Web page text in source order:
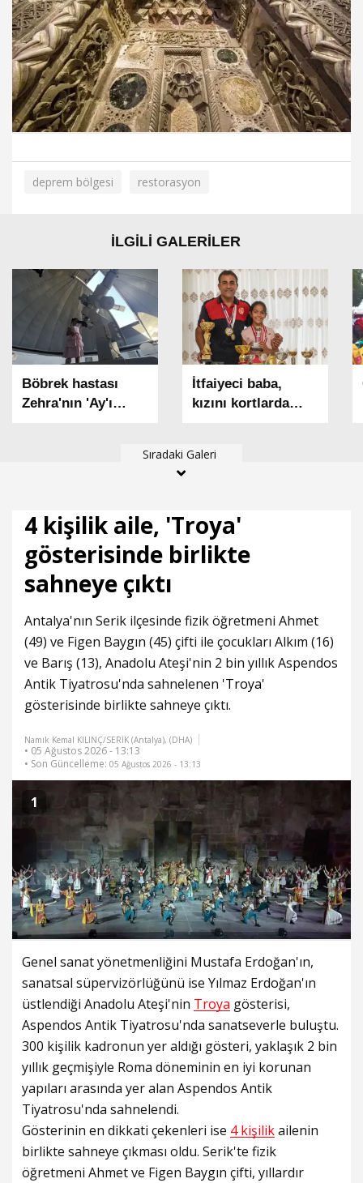
deprem bölgesi restorasyon
İLGİLİ GALERİLER
Sıradaki Galeri
Böbrek hastası
Zehra'nın 'Ay'ı
İtfaiyeci baba,
kızını kortlarda
4 kişilik aile, 'Troya'
gösterisinde birlikte
sahneye çıktı
Antalya'nın Serik ilçesinde fizik öğretmeni Ahmet
(49) ve Figen Baygın (45) çifti ile çocukları Alkım (16)
ve Barış (13), Anadolu Ateşi'nin 2 bin yıllık Aspendos
Antik Tiyatrosu'nda sahnelenen 'Troya'
gösterisinde birlikte sahneye çıktı.
Namık Kemal KILINÇ/SERİK (Antalya), (DHA)
• 05 Ağustos 2026 - 13:13
• Son Güncelleme: 05 Ağustos 2026 - 13:13
1
Genel sanat yönetmenliğini Mustafa Erdoğan'ın,
sanatsal süpervizörlüğünü ise Yılmaz Erdoğan'ın
üstlendiği Anadolu Ateşi'nin Troya gösterisi,
Aspendos Antik Tiyatrosu'nda sanatseverle buluştu.
300 kişilik kadronun yer aldığı gösteri, yaklaşık 2 bin
yıllık geçmişiyle Roma döneminin en iyi korunan
yapıları arasında yer alan Aspendos Antik
Tiyatrosu'nda sahnelendi.
Gösterinin en dikkati çekenleri ise 4 kişilikailenin
birlikte sahneye çıkması oldu. Serik'te fizik
öğretmeni Ahmet ve Figen Baygın çifti, yıllardır